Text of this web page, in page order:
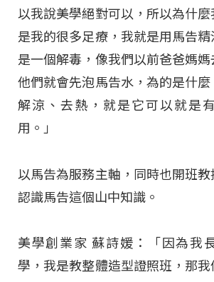
以我說美學絕對可以，所以為什
是我的很多足療，我就是用馬告
是一個解毒，像我們以前爸爸媽
他們就會先泡馬告水，為的是什
解涼、去熱，就是它可以就是
用。」
以馬告為服務主軸，同時也開班教
認識馬告這個山中知識。
美學創業家 蘇詩媛：「因為我
學，我是教整體造型證照班，那